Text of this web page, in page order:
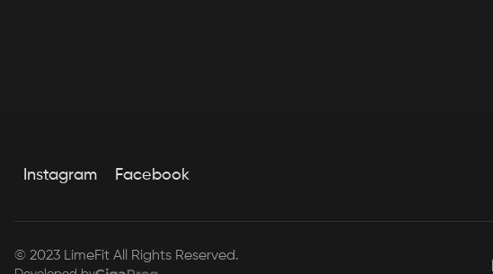
Instagram Facebook
© 2023 LimeFit All Rights Reserved.